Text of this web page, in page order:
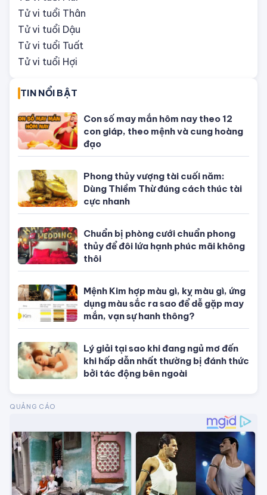
Tử vi tuổi Ngọ
Tử vi tuổi Mùi
Tử vi tuổi Thân
Tử vi tuổi Dậu
Tử vi tuổi Tuất
Tử vi tuổi Hợi
TIN NỔI BẬT
Con số may mắn hôm nay theo 12
con giáp, theo mệnh và cung hoàng
Phong thủy vượng tài cuối năm:
Dùng Thiềm Thừ đúng cách thúc tài
cực nhanh
Chuẩn bị phòng cưới chuẩn phong
thủy để đôi lứa hạnh phúc mãi không
thôi
Mệnh Kim hợp màu gì, kỵ màu gì, ứng
dụng màu sắc ra sao để dễ gặp may
mắn, vạn sự hanh thông?
Lý giải tại sao khi đang ngủ mơ đến